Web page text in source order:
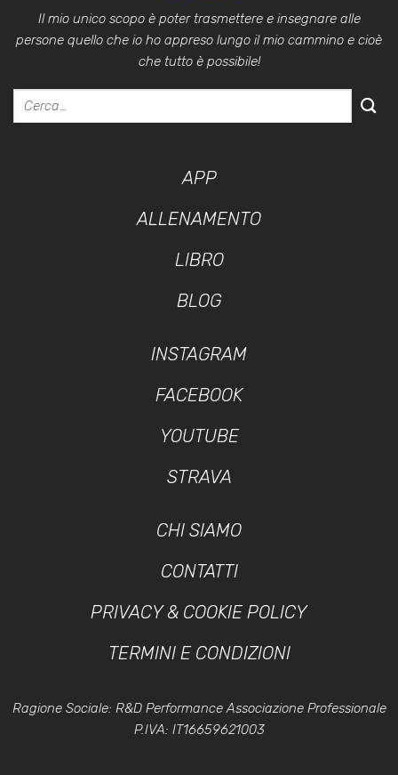
Il mio unico scopo è poter trasmettere e insegnare alle
persone quello che io ho appreso lungo il mio cammino e cioè
che tutto è possibile!
APP
ALLENAMENTO
LIBRO
BLOG
INSTAGRAM
FACEBOOK
YOUTUBE
STRAVA
CHI SIAMO
CONTATTI
PRIVACY & COOKIE POLICY
TERMINI E CONDIZIONI
Ragione Sociale: R&D Performance Associazione Professionale
P.IVA: IT16659621003